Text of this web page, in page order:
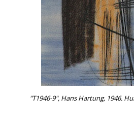
"T1946-9", Hans Hartung, 1946.